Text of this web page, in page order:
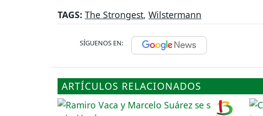
TAGS: The Strongest, Wilstermann
SÍGUENOS EN:
ARTÍCULOS RELACIONADOS